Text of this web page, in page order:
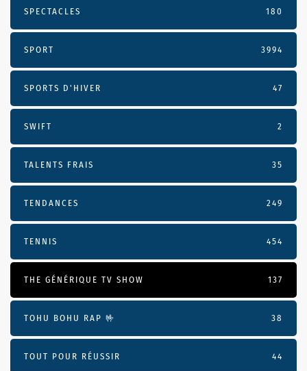
SPECTACLES 180
SPORT 3994
SPORTS D'HIVER 47
SWIFT 2
TALENTS FRAIS 35
TENDANCES 249
TENNIS 454
THE GÉNÉRIQUE TV SHOW 137
TOHU BOHU RAP 🤟 38
TOUT POUR RÉUSSIR 44